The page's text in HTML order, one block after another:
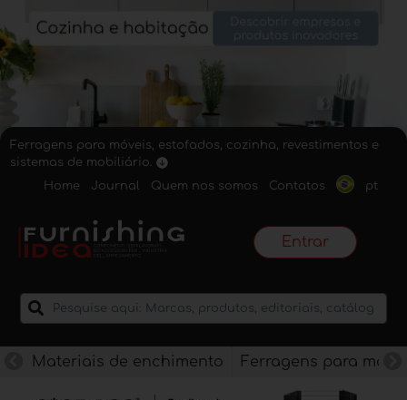
Ferragens para móveis, estofados, cozinha, revestimentos e
sistemas de mobiliário.
Home
Journal Quem nos somos Contatos pt
Entrar
Materiais de enchimento Ferragens para